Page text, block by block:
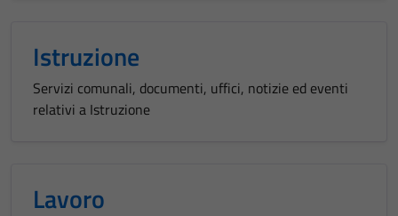
Istruzione
Servizi comunali, documenti, uffici, notizie ed eventi
relativi a Istruzione
Lavoro